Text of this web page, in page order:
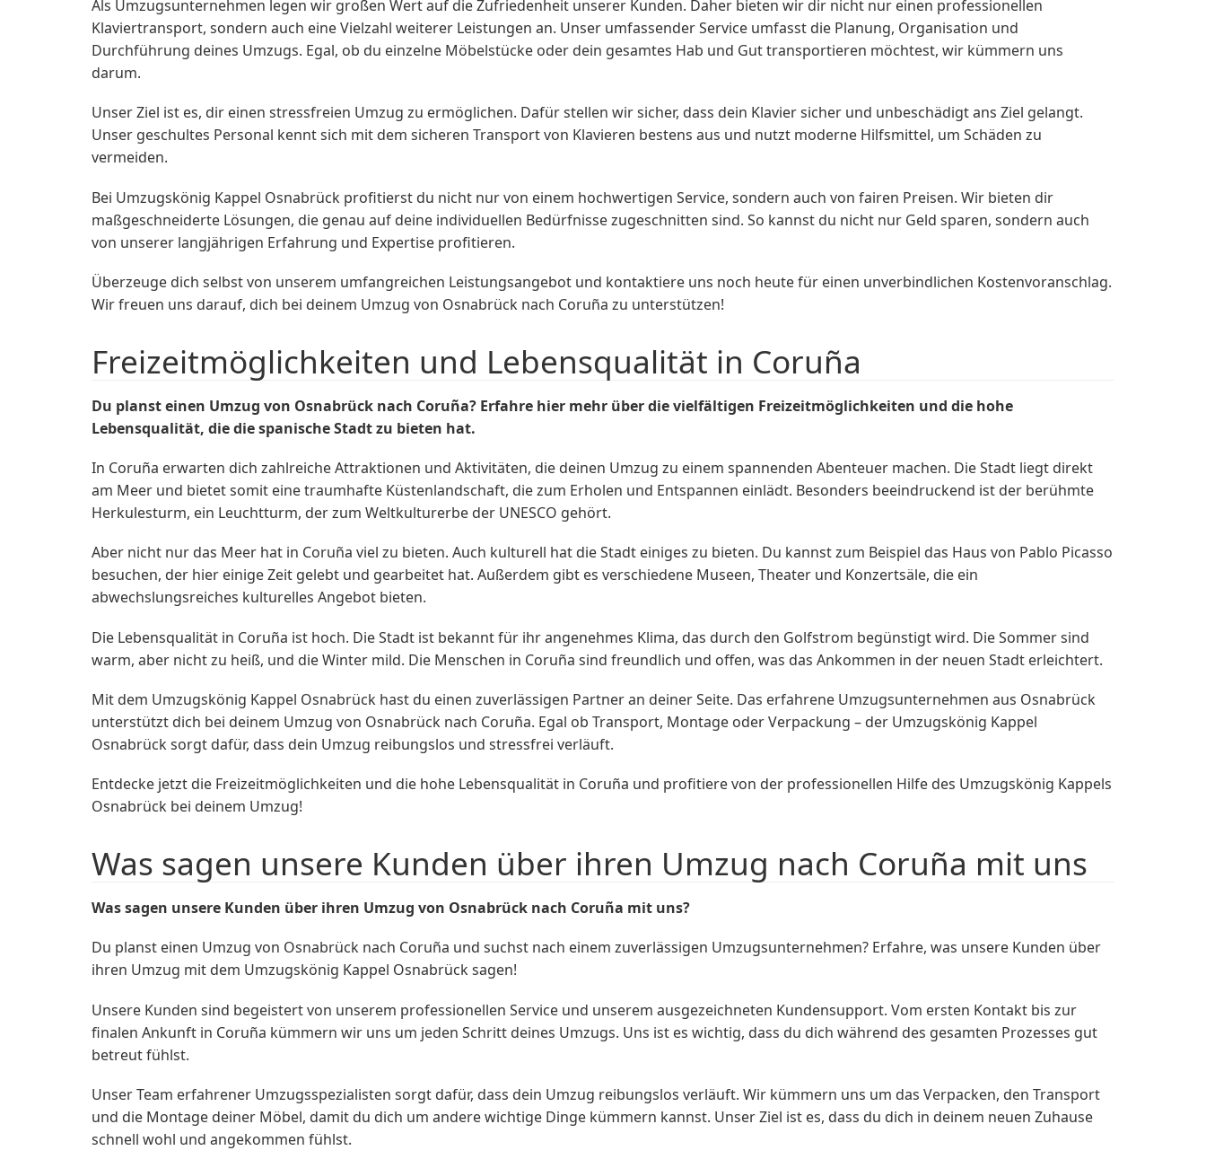
Als Umzugsunternehmen legen wir großen Wert auf die Zufriedenheit unserer Kunden. Daher bieten wir dir nicht nur einen professionellen
Klaviertransport, sondern auch eine Vielzahl weiterer Leistungen an. Unser umfassender Service umfasst die Planung, Organisation und
Durchführung deines Umzugs. Egal, ob du einzelne Möbelstücke oder dein gesamtes Hab und Gut transportieren möchtest, wir kümmern uns
darum.
Unser Ziel ist es, dir einen stressfreien Umzug zu ermöglichen. Dafür stellen wir sicher, dass dein Klavier sicher und unbeschädigt ans Ziel gelangt.
Unser geschultes Personal kennt sich mit dem sicheren Transport von Klavieren bestens aus und nutzt moderne Hilfsmittel, um Schäden zu
vermeiden.
Bei Umzugskönig Kappel Osnabrück profitierst du nicht nur von einem hochwertigen Service, sondern auch von fairen Preisen. Wir bieten dir
maßgeschneiderte Lösungen, die genau auf deine individuellen Bedürfnisse zugeschnitten sind. So kannst du nicht nur Geld sparen, sondern auch
von unserer langjährigen Erfahrung und Expertise profitieren.
Überzeuge dich selbst von unserem umfangreichen Leistungsangebot und kontaktiere uns noch heute für einen unverbindlichen Kostenvoranschlag.
Wir freuen uns darauf, dich bei deinem Umzug von Osnabrück nach Coruña zu unterstützen!
Freizeitmöglichkeiten und Lebensqualität in Coruña
Du planst einen Umzug von Osnabrück nach Coruña? Erfahre hier mehr über die vielfältigen Freizeitmöglichkeiten und die hohe
Lebensqualität, die die spanische Stadt zu bieten hat.
In Coruña erwarten dich zahlreiche Attraktionen und Aktivitäten, die deinen Umzug zu einem spannenden Abenteuer machen. Die Stadt liegt direkt
am Meer und bietet somit eine traumhafte Küstenlandschaft, die zum Erholen und Entspannen einlädt. Besonders beeindruckend ist der berühmte
Herkulesturm, ein Leuchtturm, der zum Weltkulturerbe der UNESCO gehört.
Aber nicht nur das Meer hat in Coruña viel zu bieten. Auch kulturell hat die Stadt einiges zu bieten. Du kannst zum Beispiel das Haus von Pablo Picasso
besuchen, der hier einige Zeit gelebt und gearbeitet hat. Außerdem gibt es verschiedene Museen, Theater und Konzertsäle, die ein
abwechslungsreiches kulturelles Angebot bieten.
Die Lebensqualität in Coruña ist hoch. Die Stadt ist bekannt für ihr angenehmes Klima, das durch den Golfstrom begünstigt wird. Die Sommer sind
warm, aber nicht zu heiß, und die Winter mild. Die Menschen in Coruña sind freundlich und offen, was das Ankommen in der neuen Stadt erleichtert.
Mit dem Umzugskönig Kappel Osnabrück hast du einen zuverlässigen Partner an deiner Seite. Das erfahrene Umzugsunternehmen aus Osnabrück
unterstützt dich bei deinem Umzug von Osnabrück nach Coruña. Egal ob Transport, Montage oder Verpackung – der Umzugskönig Kappel
Osnabrück sorgt dafür, dass dein Umzug reibungslos und stressfrei verläuft.
Entdecke jetzt die Freizeitmöglichkeiten und die hohe Lebensqualität in Coruña und profitiere von der professionellen Hilfe des Umzugskönig Kappels
Osnabrück bei deinem Umzug!
Was sagen unsere Kunden über ihren Umzug nach Coruña mit uns
Was sagen unsere Kunden über ihren Umzug von Osnabrück nach Coruña mit uns?
Du planst einen Umzug von Osnabrück nach Coruña und suchst nach einem zuverlässigen Umzugsunternehmen? Erfahre, was unsere Kunden über
ihren Umzug mit dem Umzugskönig Kappel Osnabrück sagen!
Unsere Kunden sind begeistert von unserem professionellen Service und unserem ausgezeichneten Kundensupport. Vom ersten Kontakt bis zur
finalen Ankunft in Coruña kümmern wir uns um jeden Schritt deines Umzugs. Uns ist es wichtig, dass du dich während des gesamten Prozesses gut
betreut fühlst.
Unser Team erfahrener Umzugsspezialisten sorgt dafür, dass dein Umzug reibungslos verläuft. Wir kümmern uns um das Verpacken, den Transport
und die Montage deiner Möbel, damit du dich um andere wichtige Dinge kümmern kannst. Unser Ziel ist es, dass du dich in deinem neuen Zuhause
schnell wohl und angekommen fühlst.